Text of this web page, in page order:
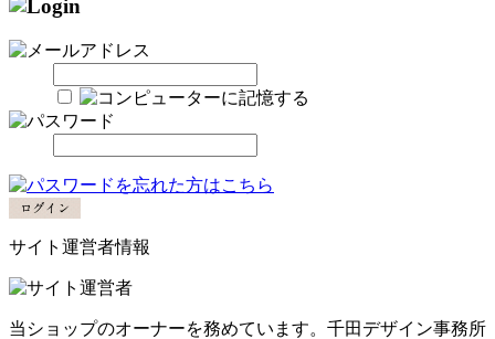
サイト運営者情報
当ショップのオーナーを務めています。千田デザイン事務所